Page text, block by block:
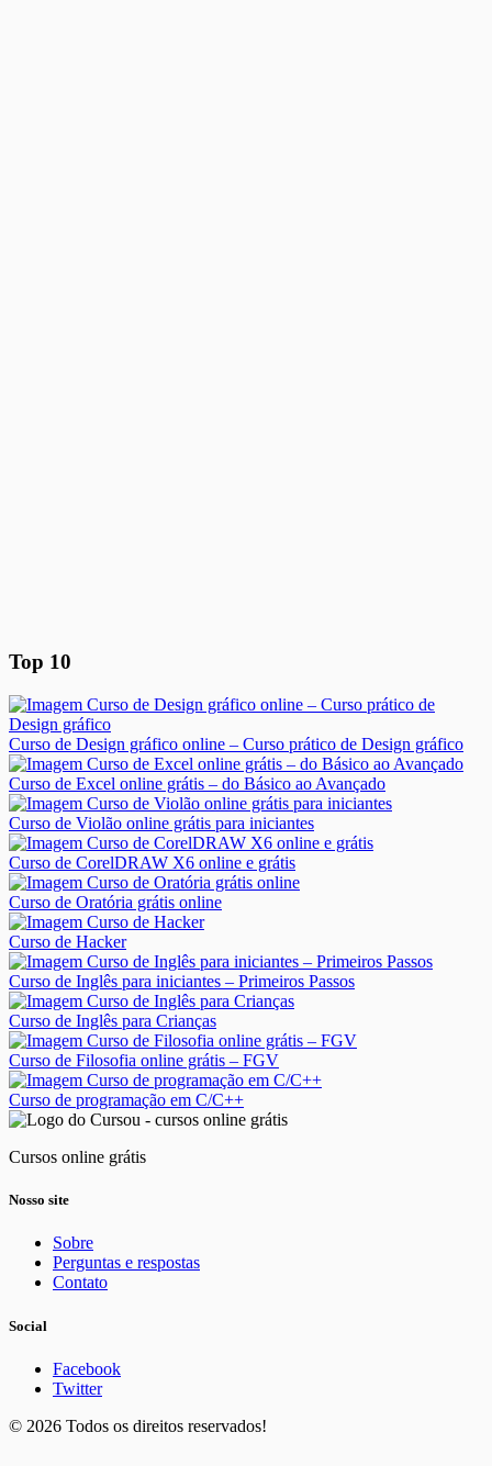
Top 10
Curso de Design gráfico online – Curso prático de Design gráfico
Curso de Excel online grátis – do Básico ao Avançado
Curso de Violão online grátis para iniciantes
Curso de CorelDRAW X6 online e grátis
Curso de Oratória grátis online
Curso de Hacker
Curso de Inglês para iniciantes – Primeiros Passos
Curso de Inglês para Crianças
Curso de Filosofia online grátis – FGV
Curso de programação em C/C++
Cursos online grátis
Nosso site
Sobre
Perguntas e respostas
Contato
Social
Facebook
Twitter
© 2026 Todos os direitos reservados!